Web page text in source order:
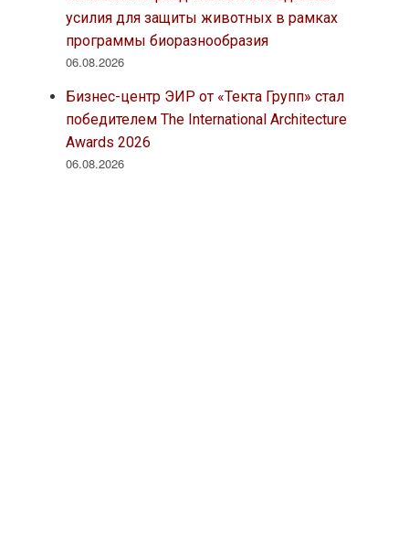
усилия для защиты животных в рамках
программы биоразнообразия
06.08.2026
Бизнес-центр ЭИР от «Текта Групп» стал
победителем The International Architecture
Awards 2026
06.08.2026